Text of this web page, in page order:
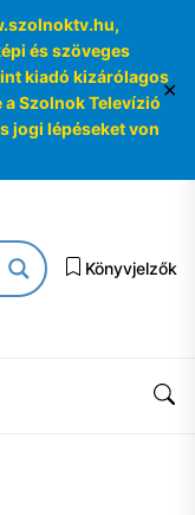
és szöveges
kiadó kizárólagos
Szolnok Televízió
jogi lépéseket von
✕
Könyvjelzők